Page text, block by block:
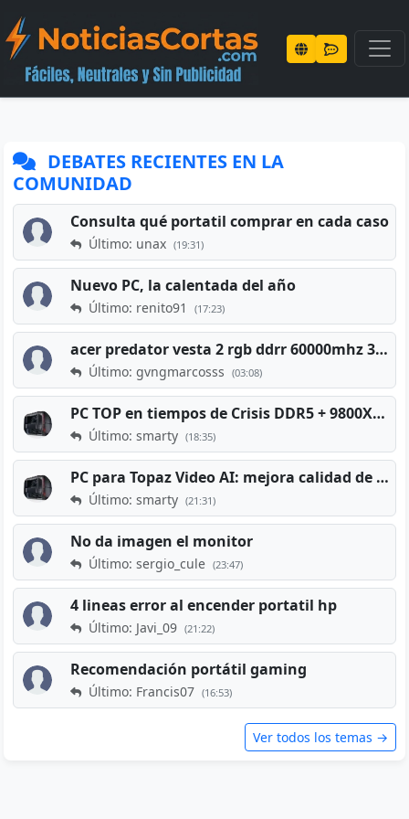
DEBATES RECIENTES EN LA
COMUNIDAD
Consulta qué portatil comprar en cada caso
Último: unax (19:31)
Nuevo PC, la calentada del año
Último: renito91 (17:23)
acer predator vesta 2 rgb ddrr 60000mhz 32gb x2 16gb
Último: gvngmarcosss (03:08)
PC TOP en tiempos de Crisis DDR5 + 9800X3D + RTX 5080 [2026][2400€]
Último: smarty (18:35)
PC para Topaz Video AI: mejora calidad de vídeos viejos
Último: smarty (21:31)
No da imagen el monitor
Último: sergio_cule (23:47)
4 lineas error al encender portatil hp
Último: Javi_09 (21:22)
Recomendación portátil gaming
Último: Francis07 (16:53)
Ver todos los temas →